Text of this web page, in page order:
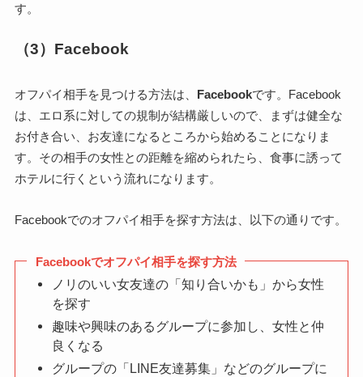
す。
（3）Facebook
オフパイ相手を見つける方法は、 Facebookです。Facebook
は、エロ系に対しての規制が結構厳しいので、まずは健全な
お付き合い、お友達になるところから始めることになりま
す。その相手の女性との距離を縮められたら、食事に誘って
ホテルに行くという流れになります。
Facebookでのオフパイ相手を探す方法は、以下の通りです。
Facebookでオフパイ相手を探す方法
ノリのいい女友達の「知り合いかも」から女性
を探す
趣味や興味のあるグループに参加し、女性と仲
良くなる
グループの「LINE友達募集」などのグループに